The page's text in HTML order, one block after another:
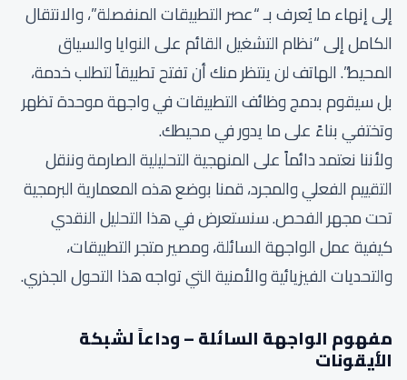
إلى إنهاء ما يُعرف بـ “عصر التطبيقات المنفصلة”، والانتقال
الكامل إلى “نظام التشغيل القائم على النوايا والسياق
المحيط”. الهاتف لن ينتظر منك أن تفتح تطبيقاً لتطلب خدمة،
بل سيقوم بدمج وظائف التطبيقات في واجهة موحدة تظهر
وتختفي بناءً على ما يدور في محيطك.
ولأننا نعتمد دائماً على المنهجية التحليلية الصارمة وننقل
التقييم الفعلي والمجرد، قمنا بوضع هذه المعمارية البرمجية
تحت مجهر الفحص. سنستعرض في هذا التحليل النقدي
كيفية عمل الواجهة السائلة، ومصير متجر التطبيقات،
والتحديات الفيزيائية والأمنية التي تواجه هذا التحول الجذري.
مفهوم الواجهة السائلة – وداعاً لشبكة
الأيقونات